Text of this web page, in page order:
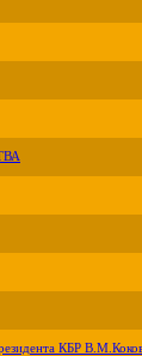
КБР